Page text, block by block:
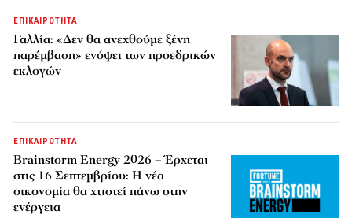
ΕΠΙΚΑΙΡΟΤΗΤΑ
Γαλλία: «Δεν θα ανεχθούμε ξένη
παρέμβαση» ενόψει των προεδρικών
εκλογών
ΕΠΙΚΑΙΡΟΤΗΤΑ
Brainstorm Energy 2026 – Έρχεται
στις 16 Σεπτεμβρίου: Η νέα
οικονομία θα χτιστεί πάνω στην
ενέργεια